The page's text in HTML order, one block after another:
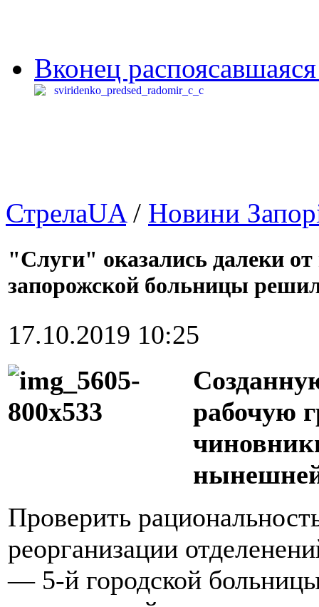
Вконец
СтрелаUA/ Новини
"Слуги" оказались далеки
запорожской больницы
17.10.2019 10:25
рабочую
Проверить
реорганизации
— 5-й городской